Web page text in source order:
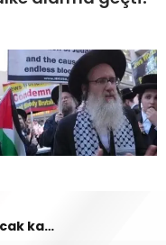
karar! ABD’li
İsrail’de tartışma yaratacak karar! ABD’li Yahudiler ülkeye alınmayacak: Nedeni ortaya çıktı